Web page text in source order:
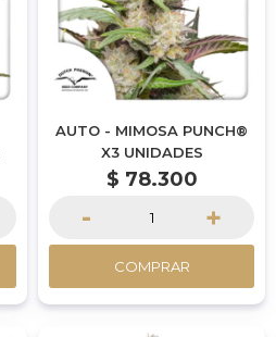
AUTO - MIMOSA PUNCH®
X3 UNIDADES
$ 78.300
- +
COMPRAR